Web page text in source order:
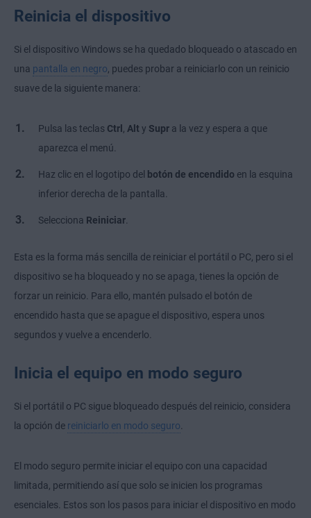
Reinicia el dispositivo
Si el dispositivo Windows se ha quedado bloqueado o atascado en
una pantalla en negro, puedes probar a reiniciarlo con un reinicio
suave de la siguiente manera:
Pulsa las teclas Ctrl , Alt y Supr a la vez y espera a que
aparezca el menú.
Haz clic en el logotipo del botón de encendido en la esquina
inferior derecha de la pantalla.
Selecciona Reiniciar.
Esta es la forma más sencilla de reiniciar el portátil o PC, pero si el
dispositivo se ha bloqueado y no se apaga, tienes la opción de
forzar un reinicio. Para ello, mantén pulsado el botón de
encendido hasta que se apague el dispositivo, espera unos
segundos y vuelve a encenderlo.
Inicia el equipo en modo seguro
Si el portátil o PC sigue bloqueado después del reinicio, considera
la opción de reiniciarlo en modo seguro.
El modo seguro permite iniciar el equipo con una capacidad
limitada, permitiendo así que solo se inicien los programas
esenciales. Estos son los pasos para iniciar el dispositivo en modo